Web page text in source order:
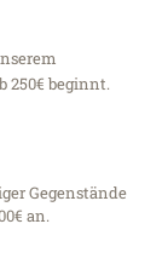
250€ beginnt.
Gegenstände
an.